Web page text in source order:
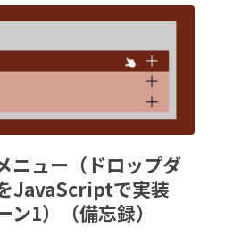
ニュー（ドロップダ
JavaScriptで実装
ン1）（備忘録）